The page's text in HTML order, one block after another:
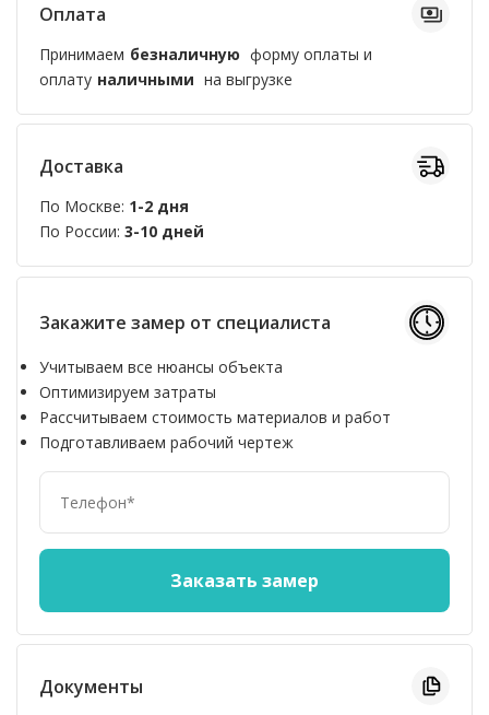
Оплата
Принимаем безналичную форму оплаты и
оплату наличными на выгрузке
Доставка
По Москве: 1-2 дня
По России: 3-10 дней
Закажите замер от специалиста
Учитываем все нюансы объекта
Оптимизируем затраты
Рассчитываем стоимость материалов и работ
Подготавливаем рабочий чертеж
Документы